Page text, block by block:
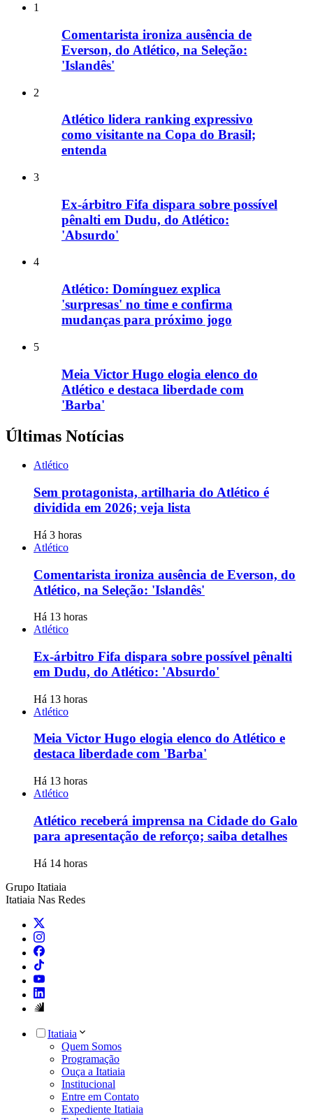
1
Comentarista ironiza ausência de
Everson, do Atlético, na Seleção:
'Islandês'
2
Atlético lidera ranking expressivo
como visitante na Copa do Brasil;
entenda
3
Ex-árbitro Fifa dispara sobre possível
pênalti em Dudu, do Atlético:
'Absurdo'
4
Atlético: Domínguez explica
'surpresas' no time e confirma
mudanças para próximo jogo
5
Meia Victor Hugo elogia elenco do
Atlético e destaca liberdade com
'Barba'
Últimas Notícias
Atlético
Sem protagonista, artilharia do Atlético é
dividida em 2026; veja lista
Há 3 horas
Atlético
Comentarista ironiza ausência de Everson, do
Atlético, na Seleção: 'Islandês'
Há 13 horas
Atlético
Ex-árbitro Fifa dispara sobre possível pênalti
em Dudu, do Atlético: 'Absurdo'
Há 13 horas
Atlético
Meia Victor Hugo elogia elenco do Atlético e
destaca liberdade com 'Barba'
Há 13 horas
Atlético
Atlético receberá imprensa na Cidade do Galo
para apresentação de reforço; saiba detalhes
Há 14 horas
Grupo Itatiaia
Itatiaia Nas Redes
Itatiaia
Quem Somos
Programação
Ouça a Itatiaia
Institucional
Entre em Contato
Expediente Itatiaia